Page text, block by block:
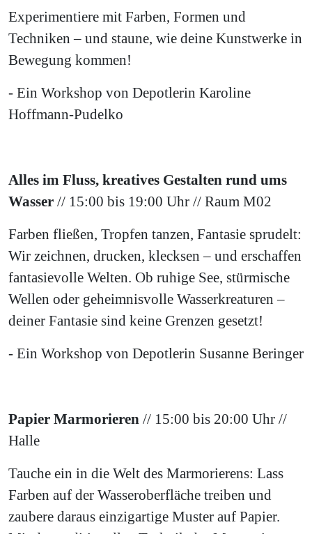
Experimentiere mit Farben, Formen und
Techniken – und staune, wie deine Kunstwerke in
Bewegung kommen!
- Ein Workshop von Depotlerin Karoline
Hoffmann-Pudelko
Alles im Fluss, kreatives Gestalten rund ums
Wasser // 15:00 bis 19:00 Uhr // Raum M02
Farben fließen, Tropfen tanzen, Fantasie sprudelt:
Wir zeichnen, drucken, klecksen – und erschaffen
fantasievolle Welten. Ob ruhige See, stürmische
Wellen oder geheimnisvolle Wasserkreaturen –
deiner Fantasie sind keine Grenzen gesetzt!
- Ein Workshop von Depotlerin Susanne Beringer
Papier Marmorieren // 15:00 bis 20:00 Uhr //
Halle
Tauche ein in die Welt des Marmorierens: Lass
Farben auf der Wasseroberfläche treiben und
zaubere daraus einzigartige Muster auf Papier.